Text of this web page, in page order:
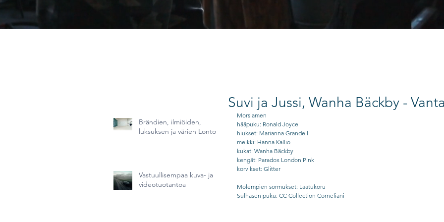
Brändien, ilmiöiden,
luksuksen ja värien Lontoo
Vastuullisempaa kuva- ja
videotuotantoa
Suvi ja Jussi, Wanha Bäckby -
Morsiamen
hääpuku: Ronald Joyce
hiukset: Marianna Grandell
meikki: Hanna Kallio
kukat: Wanha Bäckby
kengät: Paradox London Pink
korvikset: Glitter
Molempien sormukset: Laatukoru
Sulhasen puku: CC Collection Corneliani